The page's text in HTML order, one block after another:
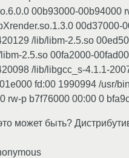
00b93000-00b94000
/lib/libm-2.5.so
2.5.so 00fa2000-
/lib/libgcc_s-4.1.1-
fd:00 1990994 /usr/
rw-p b7f76000 00:00 0
может быть?